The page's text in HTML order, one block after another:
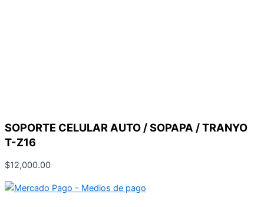
SOPORTE CELULAR AUTO / SOPAPA / TRANYO
T-Z16
$12,000.00